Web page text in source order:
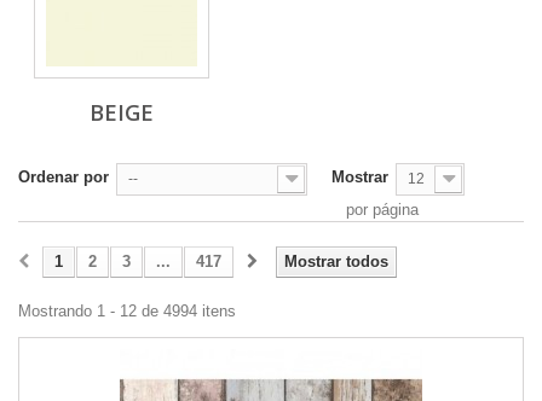
BEIGE
Ordenar por -- Mostrar 12
por página
Mostrar todos
1 2 3 ... 417
Mostrando 1 - 12 de 4994 itens